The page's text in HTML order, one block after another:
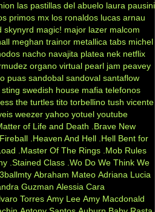
las pastillas del abuelo laura pausini
primos mx los ronaldos lucas arnau
skynyrd magic! major lazer malcom
meghan trainor metallica tabs michel
nacho navajita platea nek netflix
organo virtual pearl jam peavey
puas sandobal sandoval santaflow
sting swedish house mafia telefonos
the turtles tito torbellino tush vicente
weezer yahoo yotuel youtube
of Life and Death
.Brave New
.Fireball .Heaven And Hell .Hell Bent for
.Master Of The Rings .Mob Rules
.Stained Class .Wo Do We Think We
3ballmty Abraham Mateo Adriana Lucia
Guzman Alessia Cara
Torres Amy Lee Amy Macdonald